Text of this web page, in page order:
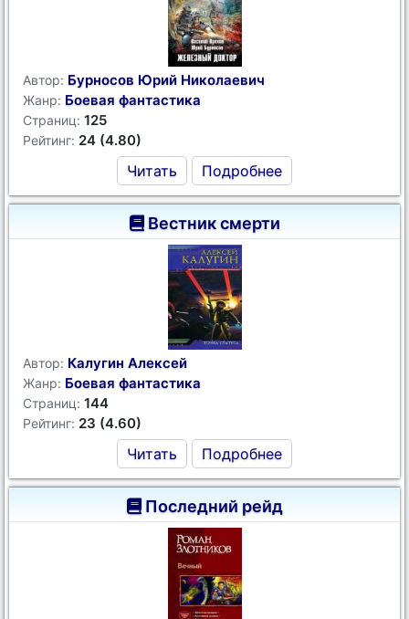
Автор: Бурносов Юрий Николаевич
Жанр: Боевая фантастика
Страниц: 125
Рейтинг: 24 (4.80)
Читать Подробнее
Вестник смерти
Автор: Калугин Алексей
Жанр: Боевая фантастика
Страниц: 144
Рейтинг: 23 (4.60)
Читать Подробнее
Последний рейд